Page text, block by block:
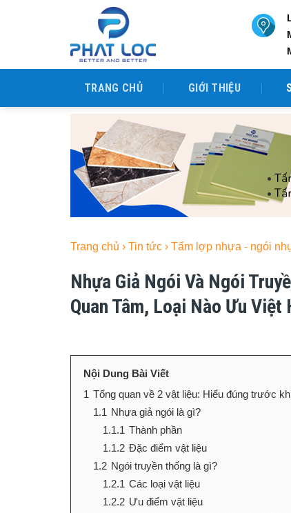
TRANG CHỦ GIỚI THIỆU
Trang chủ › Tin tức › Tấm lợp nhựa - ngói
Nhựa Giả Ngói Và Ngói
Quan Tâm, Loại Nào Ưu Việt
Nội Dung Bài Viết
1 Tổng quan về 2 vật liệu: Hiểu đúng trước
1.1 Nhựa giả ngói là gì?
1.1.1 Thành phần
1.1.2 Đặc điểm vật liệu
1.2 Ngói truyền thống là gì?
1.2.1 Các loại vật liệu
1.2.2 Ưu điểm vật liệu